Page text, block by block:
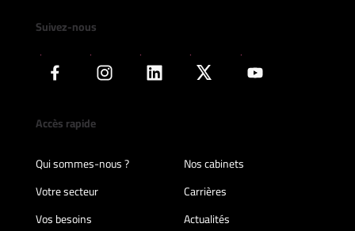
Suivez-nous
Accès rapide
Qui sommes-nous ?
Nos cabinets
Votre secteur
Carrières
Vos besoins
Actualités